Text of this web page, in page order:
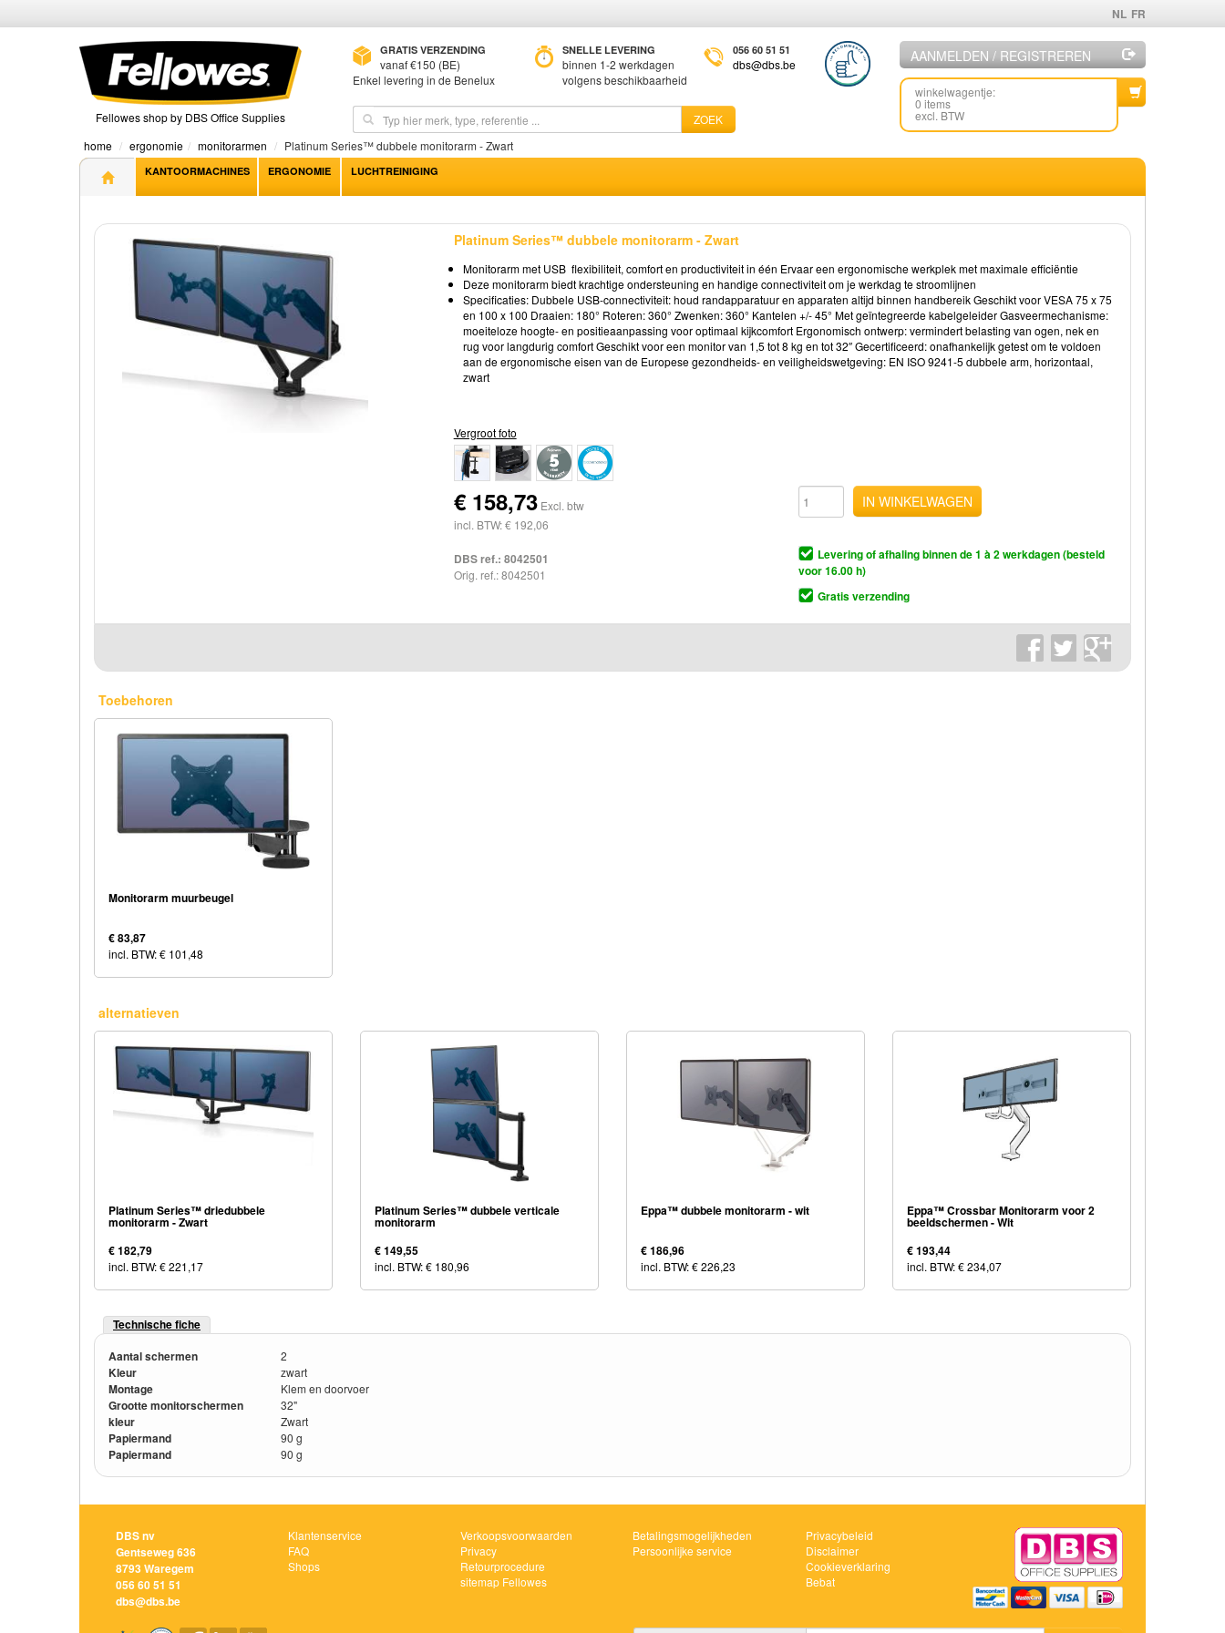
NL FR
Fellowes shop by DBS Office Supplies
AANMELDEN / REGISTREREN
winkelwagentje:
0 items
excl. BTW
GRATIS VERZENDING
vanaf €150 (BE)
Enkel levering in de Benelux
SNELLE LEVERING
binnen 1-2 werkdagen
volgens beschikbaarheid
056 60 51 51
dbs@dbs.be
ZOEK
home
ergonomie monitorarmen Platinum Series™ dubbele monitorarm - Zwart
KANTOORMACHINES ERGONOMIE LUCHTREINIGING
Platinum Series™ dubbele monitorarm - Zwart
Monitorarm met USB  flexibiliteit, comfort en productiviteit in één Ervaar een ergonomische werkplek met maximale efficiëntie
Deze monitorarm biedt krachtige ondersteuning en handige connectiviteit om je werkdag te stroomlijnen
Specificaties: Dubbele USB-connectiviteit: houd randapparatuur en apparaten altijd binnen handbereik Geschikt voor VESA 75 x 75
en 100 x 100 Draaien: 180° Roteren: 360° Zwenken: 360° Kantelen +/- 45° Met geïntegreerde kabelgeleider Gasveermechanisme:
moeiteloze hoogte- en positieaanpassing voor optimaal kijkcomfort Ergonomisch ontwerp: vermindert belasting van ogen, nek en
rug voor langdurig comfort Geschikt voor een monitor van 1,5 tot 8 kg en tot 32″ Gecertificeerd: onafhankelijk getest om te voldoen
aan de ergonomische eisen van de Europese gezondheids- en veiligheidswetgeving: EN ISO 9241-5 dubbele arm, horizontaal,
zwart
Vergroot foto
€ 158,73Excl. btw
incl. BTW: € 192,06
IN WINKELWAGEN
DBS ref.: 8042501
Orig. ref.: 8042501
Levering of afhaling binnen de 1 à 2 werkdagen (besteld
voor 16.00 h)
Gratis verzending
Toebehoren
Monitorarm muurbeugel
€ 83,87
incl. BTW: € 101,48
alternatieven
Platinum Series™ driedubbele
monitorarm - Zwart
€ 182,79
incl. BTW: € 221,17
Platinum Series™ dubbele verticale
monitorarm
€ 149,55
incl. BTW: € 180,96
Eppa™ dubbele monitorarm - wit
€ 186,96
incl. BTW: € 226,23
Eppa™ Crossbar Monitorarm voor 2
beeldschermen - Wit
€ 193,44
incl. BTW: € 234,07
Technische fiche
Aantal schermen
2
Kleur zwart
Montage Klem en doorvoer
Grootte monitorschermen 32"
kleur Zwart
Papiermand 90 g
Papiermand 90 g
DBS nv
Gentseweg 636
8793 Waregem
056 60 51 51
dbs@dbs.be
Klantenservice
FAQ
Shops
Verkoopsvoorwaarden
Privacy
Retourprocedure
sitemap Fellowes
Betalingsmogelijkheden
Persoonlijke service
Privacybeleid
Disclaimer
Cookieverklaring
Bebat